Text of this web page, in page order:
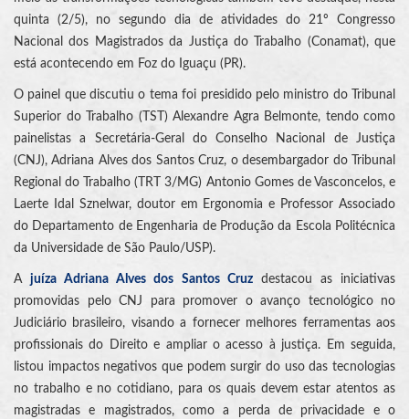
quinta (2/5), no segundo dia de atividades do 21º Congresso
Nacional dos Magistrados da Justiça do Trabalho (Conamat), que
está acontecendo em Foz do Iguaçu (PR).
O painel que discutiu o tema foi presidido pelo ministro do Tribunal
Superior do Trabalho (TST) Alexandre Agra Belmonte, tendo como
painelistas a Secretária-Geral do Conselho Nacional de Justiça
(CNJ), Adriana Alves dos Santos Cruz, o desembargador do Tribunal
Regional do Trabalho (TRT 3/MG) Antonio Gomes de Vasconcelos, e
Laerte Idal Sznelwar, doutor em Ergonomia e Professor Associado
do Departamento de Engenharia de Produção da Escola Politécnica
da Universidade de São Paulo/USP).
Ajuíza Adriana Alves dos Santos Cruzdestacou as iniciativas
promovidas pelo CNJ para promover o avanço tecnológico no
Judiciário brasileiro, visando a fornecer melhores ferramentas aos
profissionais do Direito e ampliar o acesso à justiça. Em seguida,
listou impactos negativos que podem surgir do uso das tecnologias
no trabalho e no cotidiano, para os quais devem estar atentos as
magistradas e magistrados, como a perda de privacidade e o